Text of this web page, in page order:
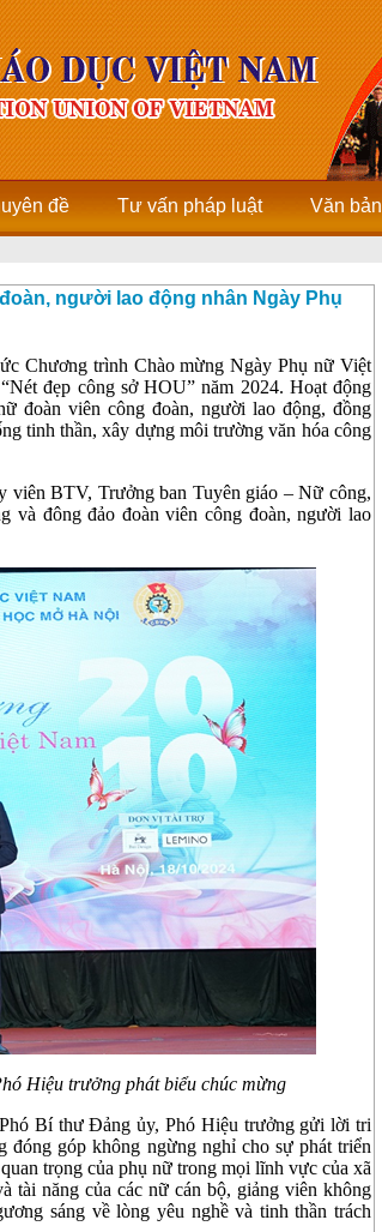
đề Tư vấn pháp luật Văn bản
người lao động nhân Ngày Phụ
Chương trình Chào mừng Ngày Phụ nữ Việt
đẹp công sở HOU” năm 2024. Hoạt động
đoàn viên công đoàn, người lao động, đồng
tinh thần, xây dựng môi trường văn hóa công
BTV, Trưởng ban Tuyên giáo – Nữ công,
và đông đảo đoàn viên công đoàn, người lao
Hiệu trưởng phát biểu chúc mừng
Bí thư Đảng ủy, Phó Hiệu trưởng gửi lời tri
đóng góp không ngừng nghỉ cho sự phát triển
trọng của phụ nữ trong mọi lĩnh vực của xã
tài năng của các nữ cán bộ, giảng viên không
sáng về lòng yêu nghề và tinh thần trách